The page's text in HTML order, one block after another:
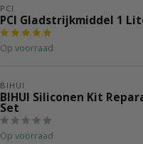
PCI
PCI Gladstrijkmiddel 1
Op voorraad
BIHUI
BIHUI Siliconen Kit
Set
Op voorraad